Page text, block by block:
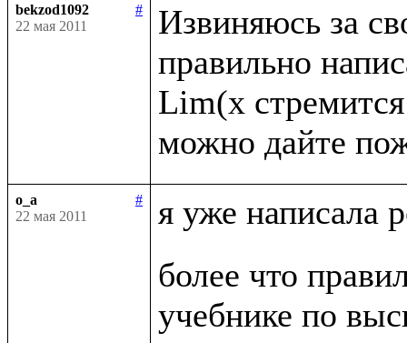
bekzod1092
#
22 мая 2011
Извиняюсь за
правильно
Lim(x
o_a
#
22 мая 2011
я уже написала
более что
учебнике по